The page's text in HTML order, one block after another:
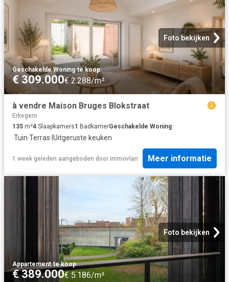
Foto bekijken
Geschakelde Woning·te koop
€ 309.000€ 2.288/m²
à vendre Maison Bruges Blokstraat
Erkegem
135 m²4 Slaapkamers1 BadkamerGeschakelde Woning
·Tuin·Terras· IUitgeruste keuken
1 week geleden aangeboden door immovlan Meer informatie
Foto bekijken
Appartement·te koop
€ 389.000€ 5.186/m²